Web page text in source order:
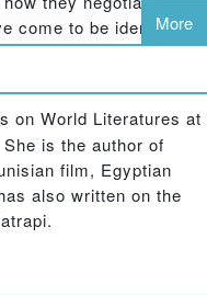
come to be identified
with
war, the social
empowerment, and
discourses such as
revitalizes theoretical
gender studies and
and news
More
on World Literatures at
is the author of
film, Egyptian
also written on the